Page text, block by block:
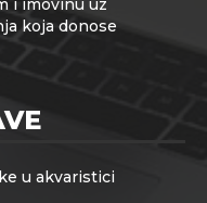
i imovinu uz
koja donose
u akvaristici